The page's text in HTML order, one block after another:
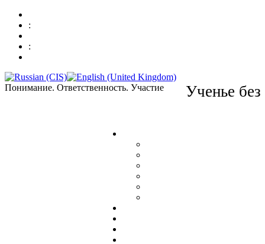
:
:
Понимание. Ответственность. Участие Ученье